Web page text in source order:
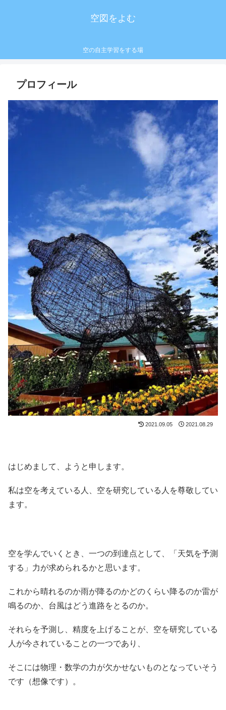
空図をよむ
空の自主学習をする場
プロフィール
2021.09.05 2021.08.29
はじめまして、ようと申します。
私は空を考えている人、空を研究している人を尊敬してい
ます。
空を学んでいくとき、一つの到達点として、「天気を予測
する」力が求められるかと思います。
これから晴れるのか雨が降るのかどのくらい降るのか雷が
鳴るのか、台風はどう進路をとるのか。
それらを予測し、精度を上げることが、空を研究している
人が今されていることの一つであり、
そこには物理・数学の力が欠かせないものとなっていそう
です（想像です）。